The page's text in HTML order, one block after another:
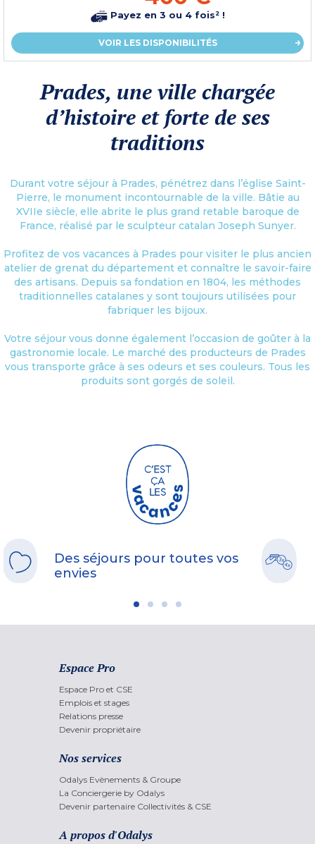
Payez en 3 ou 4 fois² !
VOIR LES DISPONIBILITÉS
Prades, une ville chargée
d’histoire et forte de ses
traditions
Durant votre séjour à Prades, pénétrez dans l’église Saint-
Pierre, le monument incontournable de la ville. Bâtie au
XVIIe siècle, elle abrite le plus grand retable baroque de
France, réalisé par le sculpteur catalan Joseph Sunyer.
Profitez de vos vacances à Prades pour visiter le plus ancien
atelier de grenat du département et connaître le savoir-faire
des artisans. Depuis sa fondation en 1804, les méthodes
traditionnelles catalanes y sont toujours utilisées pour
fabriquer les bijoux.
Votre séjour vous donne également l’occasion de goûter à la
gastronomie locale. Le marché des producteurs de Prades
vous transporte grâce à ses odeurs et ses couleurs. Tous les
produits sont gorgés de soleil.
Des séjours pour toutes vos
envies
Espace Pro
Espace Pro et CSE
Emplois et stages
Relations presse
Devenir propriétaire
Nos services
Odalys Evènements & Groupe
La Conciergerie by Odalys
Devenir partenaire Collectivités & CSE
A propos d'Odalys